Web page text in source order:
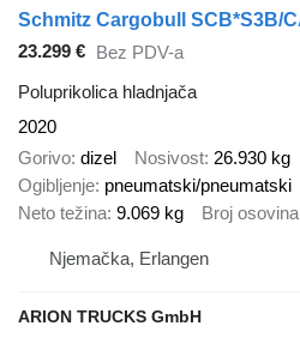
23.299 € Bez PDV-a
Poluprikolica hladnjača
2020
Gorivo dizel Nosivost 26.930 kg
Ogibljenje pneumatski/pneumatski
Neto težina 9.069 kg Broj osovina
Njemačka, Erlangen
ARION TRUCKS GmbH